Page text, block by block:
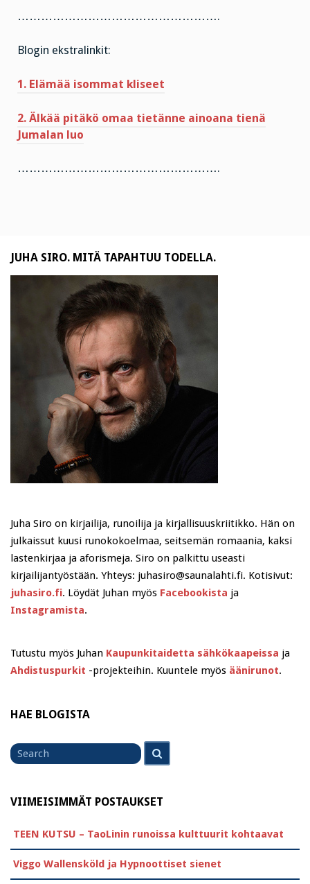
…………………………………………….
Blogin ekstralinkit:
1. Elämää isommat kliseet
2. Älkää pitäkö omaa tietänne ainoana tienä
Jumalan luo
…………………………………………….
JUHA SIRO. MITÄ TAPAHTUU TODELLA.
Juha Siro on kirjailija, runoilija ja kirjallisuuskriitikko. Hän on
julkaissut kuusi runokokoelmaa, seitsemän romaania, kaksi
lastenkirjaa ja aforismeja. Siro on palkittu useasti
kirjailijantyöstään. Yhteys: juhasiro@saunalahti.fi. Kotisivut:
juhasiro.fi. Löydät Juhan myös Facebookista ja
Instagramista.
Tutustu myös Juhan Kaupunkitaidetta sähkökaapeissa ja
Ahdistuspurkit -projekteihin. Kuuntele myös äänirunot.
HAE BLOGISTA
Search
for
VIIMEISIMMÄT POSTAUKSET
TEEN KUTSU – TaoLinin runoissa kulttuurit kohtaavat
Viggo Wallensköld ja Hypnoottiset sienet